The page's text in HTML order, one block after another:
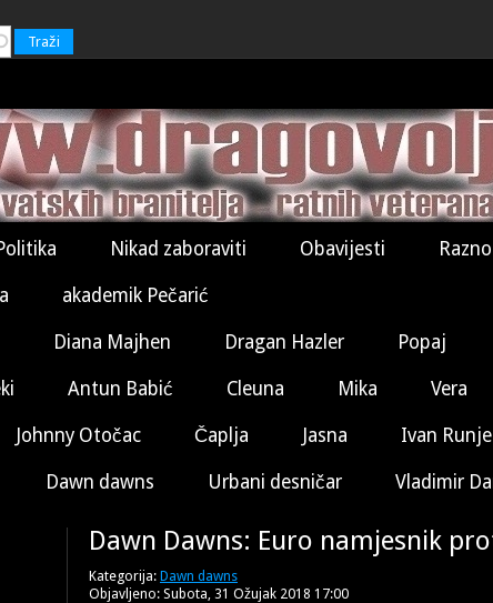
Traži
Nikad zaboraviti Obavijesti Razno
akademik Pečarić
Diana Majhen Dragan Hazler Popaj
Antun Babić Cleuna Mika Vera
Johnny Otočac Čaplja Jasna Ivan Runje
Dawn dawns Urbani desničar Vladimir
Dawn Dawns: Euro namjesnik
Kategorija: Dawn dawns
Objavljeno: Subota, 31 Ožujak 2018 17:00